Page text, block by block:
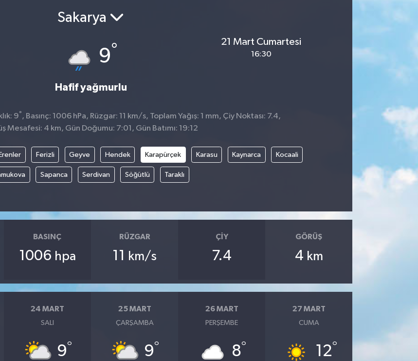
Sakarya
9°
Hafif yağmurlu
21 Mart Cumartesi
16:30
9° , Basınç: 1006 hPa, Rüzgar: 11 km/s, Toplam Yağış: 1 mm, Çiy Noktası: 7.4,
Mesafesi: 4 km, Gün Doğumu: 7:01, Gün Batımı: 19:12
Ferizli Geyve Hendek Karapürçek Karasu Kaynarca Kocaali
Sapanca Serdivan Söğütlü Taraklı
BASINÇ
1006 hpa
RÜZGAR
11 km/s
ÇIY
7.4
GÖRÜŞ
4 km
24 MART
SALI
9°
25 MART
ÇARŞAMBA
9°
26 MART
PERŞEMBE
8°
27 MART
CUMA
12°